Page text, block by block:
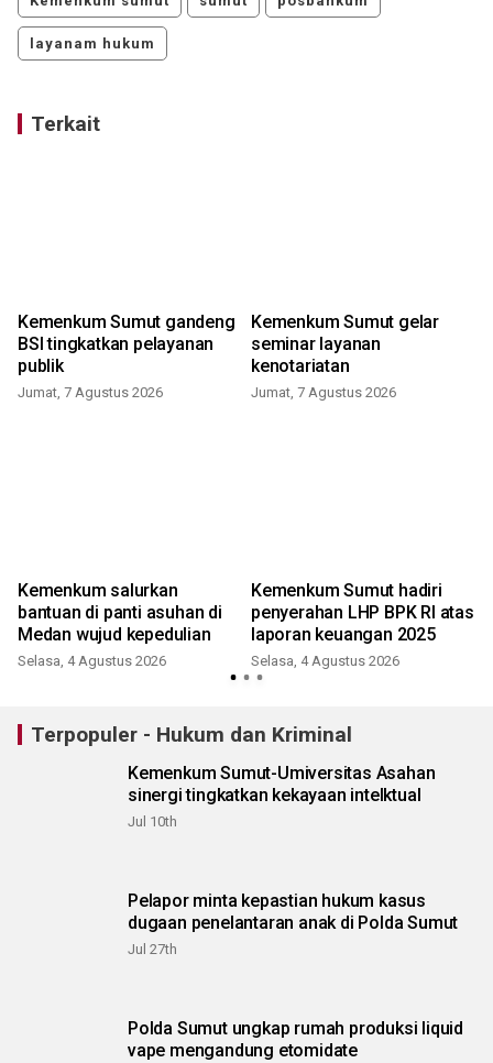
layanam hukum
Terkait
Kemenkum Sumut gandeng
BSI tingkatkan pelayanan
publik
Jumat, 7 Agustus 2026
Kemenkum Sumut gelar
seminar layanan
kenotariatan
Jumat, 7 Agustus 2026
Kemenkum salurkan
bantuan di panti asuhan di
Medan wujud kepedulian
Selasa, 4 Agustus 2026
Kemenkum Sumut hadiri
penyerahan LHP BPK RI atas
laporan keuangan 2025
Selasa, 4 Agustus 2026
Terpopuler - Hukum dan Kriminal
Kemenkum Sumut-Umiversitas Asahan
sinergi tingkatkan kekayaan intelktual
Jul 10th
Pelapor minta kepastian hukum kasus
dugaan penelantaran anak di Polda Sumut
Jul 27th
Polda Sumut ungkap rumah produksi liquid
vape mengandung etomidate